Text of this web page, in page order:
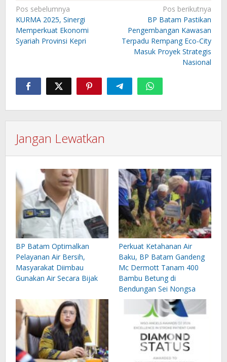
Navigasi
pos
Pos sebelumnya
KURMA 2025, Sinergi
Memperkuat Ekonomi
Syariah Provinsi Kepri
Pos berikutnya
BP Batam Pastikan
Pengembangan Kawasan
Terpadu Rempang Eco-City
Masuk Proyek Strategis
Nasional
Jangan Lewatkan
BP Batam Optimalkan
Pelayanan Air Bersih,
Masyarakat Diimbau
Gunakan Air Secara Bijak
Perkuat Ketahanan Air
Baku, BP Batam Gandeng
Mc Dermott Tanam 400
Bambu Betung di
Bendungan Sei Nongsa